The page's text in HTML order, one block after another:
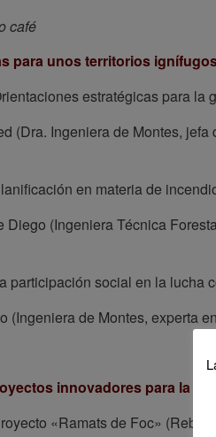
café
para unos territorios
estratégicas para la
(Dra. Ingeniera de Montes,
en materia de
Diego (Ingeniera Técnica
participación social en la lucha
(Ingeniera de Montes, experta
innovadores para la
«Ramats de Foc»